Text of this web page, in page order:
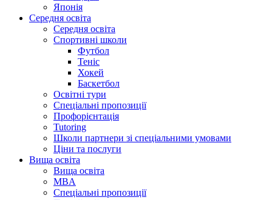
Японія
Середня освіта
Середня освіта
Спортивні школи
Футбол
Теніс
Хокей
Баскетбол
Освітні тури
Спеціальні пропозиції
Профорієнтація
Tutoring
Школи партнери зі спеціальними умовами
Ціни та послуги
Вища освіта
Вища освіта
MBA
Спеціальні пропозиції